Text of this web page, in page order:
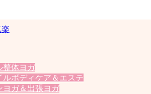
楽イフ協会
整体ヨガ
ルボディケア＆エステ
ヨガ＆出張ヨガ